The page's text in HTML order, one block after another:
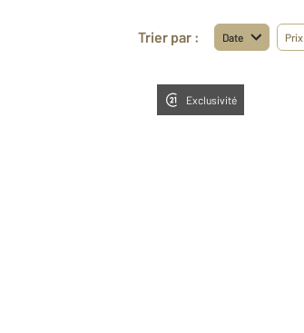
Trier par : Date Prix
Exclusivité